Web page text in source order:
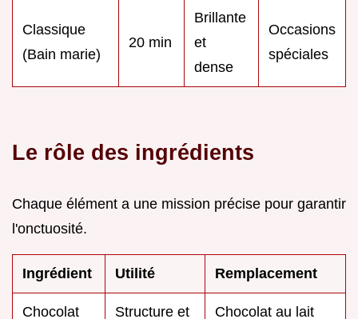
Classique
(Bain marie)
20 min
Brillante
et
dense
Occasions
spéciales
Le rôle des ingrédients
Chaque élément a une mission précise pour garantir
l'onctuosité.
Ingrédient Utilité Remplacement
Chocolat Structure et Chocolat au lait